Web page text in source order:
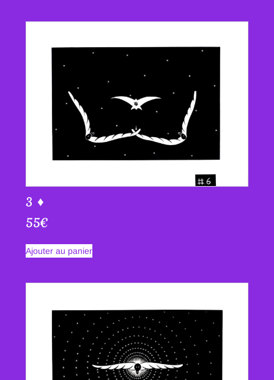
3 ♦
55€
Ajouter au panier